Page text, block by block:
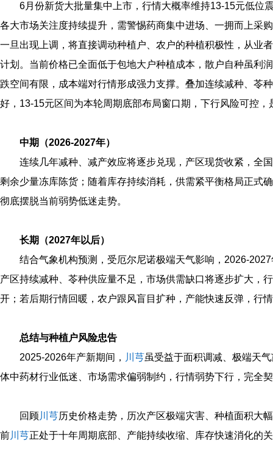
6月份新货大批量集中上市，行情大概率维持13‑15元低位
各大市场关注度持续提升，需警惕药商集中进场、一拥而上采
一旦出现上调，将直接调动种植户、农户的种植积极性，从业
计划。当前价格已全面低于包地大户种植成本，散户自种虽利
跌空间有限，成本端对行情形成强力支撑。叠加连续减种、苓
好，13‑15元区间为本轮周期底部布局窗口期，下行风险可控
中期（2026‑2027年）
连续几年减种、减产效应将逐步兑现，产区现货收紧，全
剩余少量冻库陈货；随着库存持续消耗，供需紧平衡格局正式
彻底摆脱当前弱势低迷走势。
长期（2027年以后）
结合气象机构预测，受厄尔尼诺极端天气影响，
产区持续减种、苓种供应量不足，市场供需缺口将逐步扩大，
开；若后期行情回暖，农户跟风盲目扩种，产能快速反弹，行
总结与种植户风险忠告
2025‑2026年产新期间， 川芎虽受益于面积调减、极端天
体中药材行业低迷、市场需求偏弱制约，行情弱势下行，完全
回顾川芎历史价格走势，历次产区极端灾害、种植面积大
前川芎正处于十年周期底部、产能持续收缩、库存快速消化的